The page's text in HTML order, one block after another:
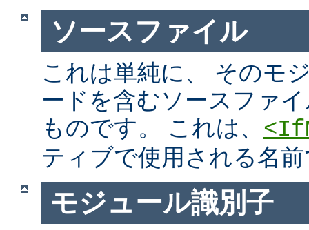
ソースファイル
これは単純に、 そのモ
ードを含むソースファ
ものです。 これは、
ティブで使用される名
モジュール識別子